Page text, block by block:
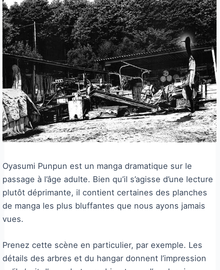
Oyasumi Punpun est un manga dramatique sur le
passage à l’âge adulte. Bien qu’il s’agisse d’une lecture
plutôt déprimante, il contient certaines des planches
de manga les plus bluffantes que nous ayons jamais
vues.
Prenez cette scène en particulier, par exemple. Les
détails des arbres et du hangar donnent l’impression